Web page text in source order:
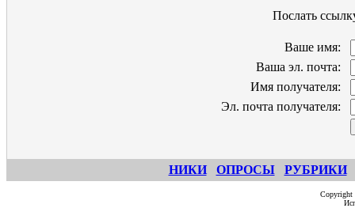
Послать
Ваше имя:
Ваша эл. почта:
Имя получателя:
Эл. почта получателя:
НИКИ ОПРОСЫ РУБРИКИ